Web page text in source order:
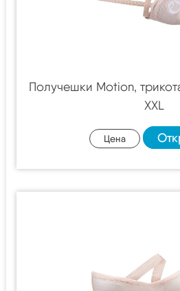
Получешки Motion,
XXL
Цена